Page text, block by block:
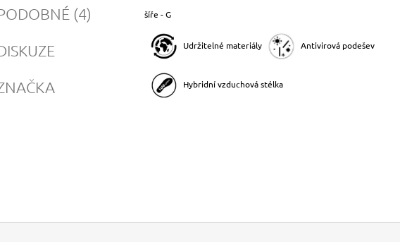
(4)
šíře - G
Udržitelné materiály Antivirová podešev
Hybridní vzduchová stélka